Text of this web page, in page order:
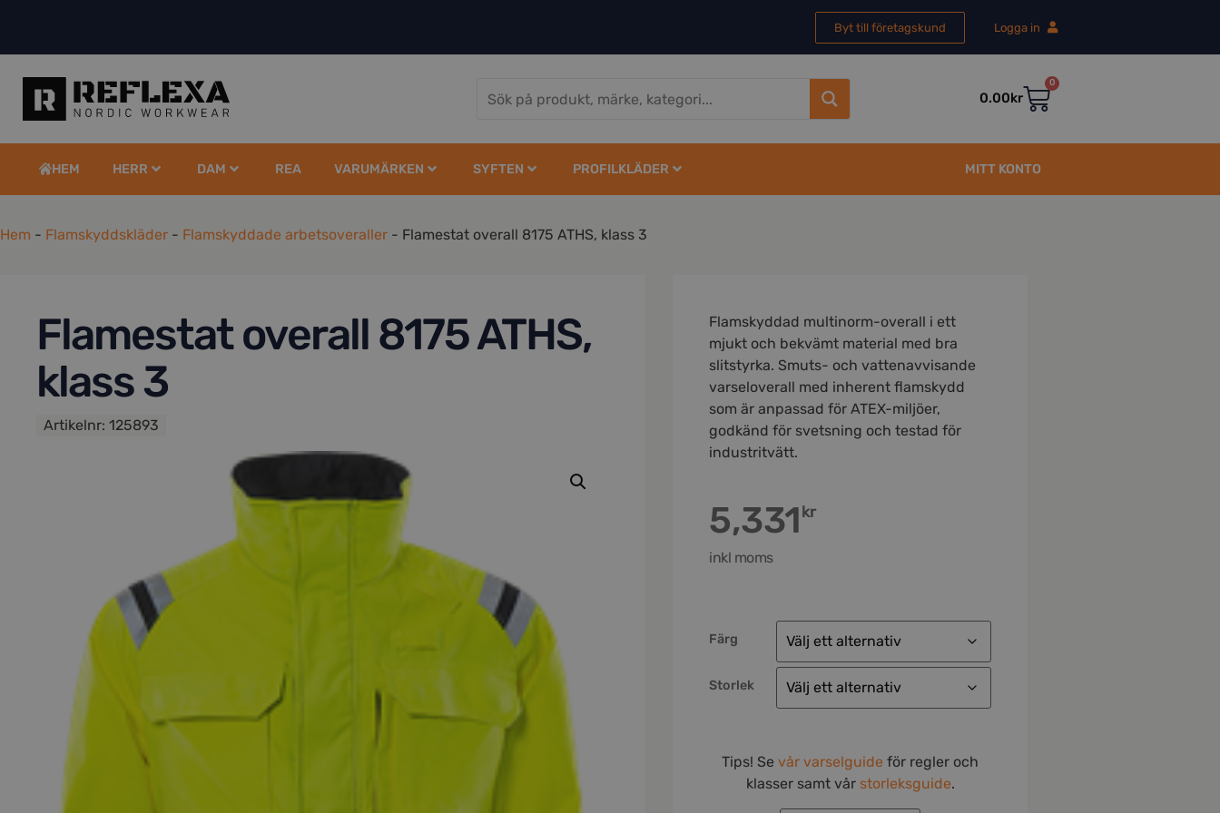
Byt till företagskund Logga in
0.00kr
0
HEM HERR DAM REA VARUMÄRKEN SYFTEN PROFILKLÄDER MITT KONTO
Hem - Flamskyddskläder - Flamskyddade arbetsoveraller - Flamestat overall 8175 ATHS, klass 3
Flamestat overall 8175 ATHS,
klass 3
Artikelnr: 125893
Flamskyddad multinorm-overall i ett
mjukt och bekvämt material med bra
slitstyrka. Smuts- och vattenavvisande
varseloverall med inherent flamskydd
som är anpassad för ATEX-miljöer,
godkänd för svetsning och testad för
industritvätt.
5,331kr
inkl moms
Färg
Storlek
Tips! Sevår varselguide för regler och
klasser samt vår storleksguide.